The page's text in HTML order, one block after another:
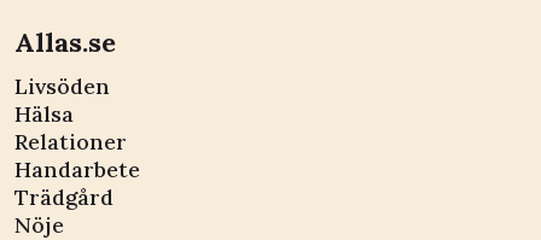
Allas.se
Livsöden
Hälsa
Relationer
Handarbete
Trädgård
Nöje